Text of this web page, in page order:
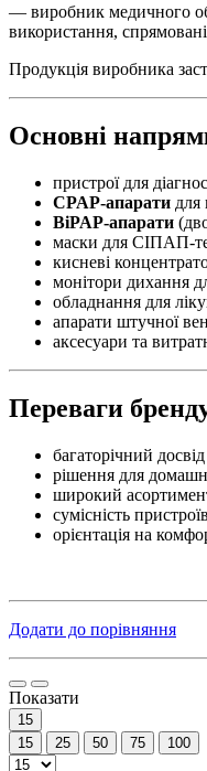
— виробник медичного
використання,
Продукція виробника
Основні
пристрої для
CPAP-апарати для
BiPAP-апарати
маски для СІПАП-
кисневі
монітори дихання
обладнання для
апарати штучної
аксесуари та
Переваги
багаторічний
рішення для
широкий
сумісність
орієнтація на
Додати до порівняння
Показати
15
15
25 50 75 100